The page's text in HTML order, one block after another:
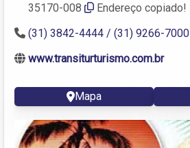
35170-008‎
Endereço copiado!
(31) 3842-4444 / (31) 9266-7000
www.transiturturismo.com.br
Mapa